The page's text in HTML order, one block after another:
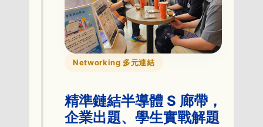
Networking 多元連結
精準鏈結半導體 S 廊帶，
企業出題、學生實戰解題